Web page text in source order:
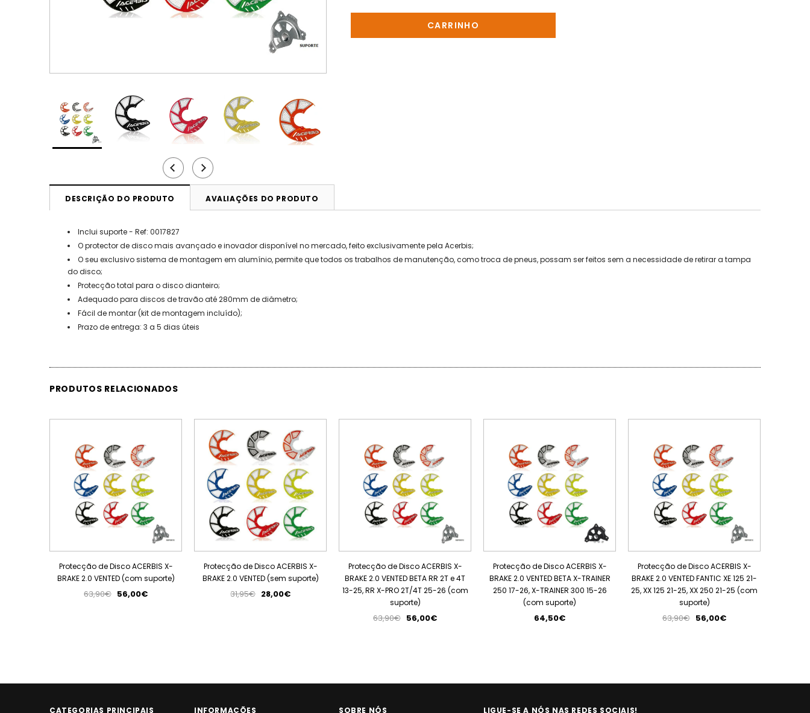
DESCRIÇÃO DO PRODUTO AVALIAÇÕES DO PRODUTO
Inclui suporte - Ref: 0017827
O protector de disco mais avançado e inovador disponível no mercado, feito exclusivamente pela Acerbis;
O seu exclusivo sistema de montagem em alumínio, permite que todos os trabalhos de manutenção, como troca de pneus, possam ser feitos sem a necessidade de retirar a tampa
do disco;
Protecção total para o disco dianteiro;
Adequado para discos de travão até 280mm de diâmetro;
Fácil de montar (kit de montagem incluído);
Prazo de entrega: 3 a 5 dias úteis
PRODUTOS RELACIONADOS
Protecção de Disco ACERBIS X-
BRAKE 2.0 VENTED (com suporte)
63,90€ 56,00€
Protecção de Disco ACERBIS X-
BRAKE 2.0 VENTED (sem suporte)
31,95€ 28,00€
Protecção de Disco ACERBIS X-
BRAKE 2.0 VENTED BETA RR 2T e 4T
13-25, RR X-PRO 2T/4T 25-26 (com
suporte)
63,90€ 56,00€
Protecção de Disco ACERBIS X-
BRAKE 2.0 VENTED BETA X-TRAINER
250 17-26, X-TRAINER 300 15-26
(com suporte)
64,50€
Protecção de Disco ACERBIS X-
BRAKE 2.0 VENTED FANTIC XE 125 21-
25, XX 125 21-25, XX 250 21-25 (com
suporte)
63,90€ 56,00€
CATEGORIAS PRINCIPAIS INFORMAÇÕES SOBRE NÓS LIGUE-SE A NÓS NAS REDES SOCIAIS!